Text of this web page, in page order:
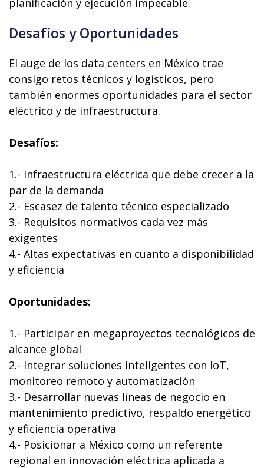
Desafíos y Oportunidades
El auge de los data centers en México trae
consigo retos técnicos y logísticos, pero
también enormes oportunidades para el sector
eléctrico y de infraestructura.
Desafíos:
1.- Infraestructura eléctrica que debe crecer a la
par de la demanda
2.- Escasez de talento técnico especializado
3.- Requisitos normativos cada vez más
exigentes
4.- Altas expectativas en cuanto a disponibilidad
y eficiencia
Oportunidades:
1.- Participar en megaproyectos tecnológicos de
alcance global
2.- Integrar soluciones inteligentes con IoT,
monitoreo remoto y automatización
3.- Desarrollar nuevas líneas de negocio en
mantenimiento predictivo, respaldo energético
y eficiencia operativa
4.- Posicionar a México como un referente
regional en innovación eléctrica aplicada a